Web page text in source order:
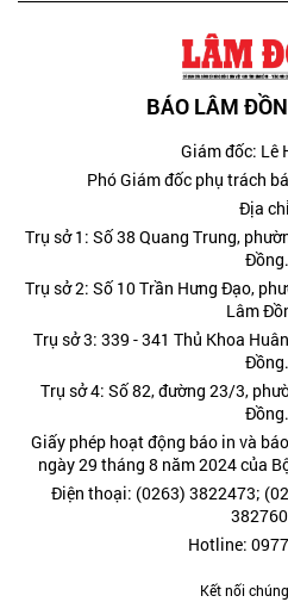
BÁO LÂM
Giám đốc: Lê
Phó Giám đốc phụ trách
Địa
Trụ sở 1: Số 38 Quang Trung,
Đồng.
Trụ sở 2: Số 10 Trần Hưng Đạo,
Lâm
Trụ sở 3: 339 - 341 Thủ Khoa
Đồng.
Trụ sở 4: Số 82, đường 23/3,
Đồng.
Giấy phép hoạt động báo in và
ngày 29 tháng 8 năm 2024 của
Điện thoại: (0263) 3822473;
Hotline:
Kết nối